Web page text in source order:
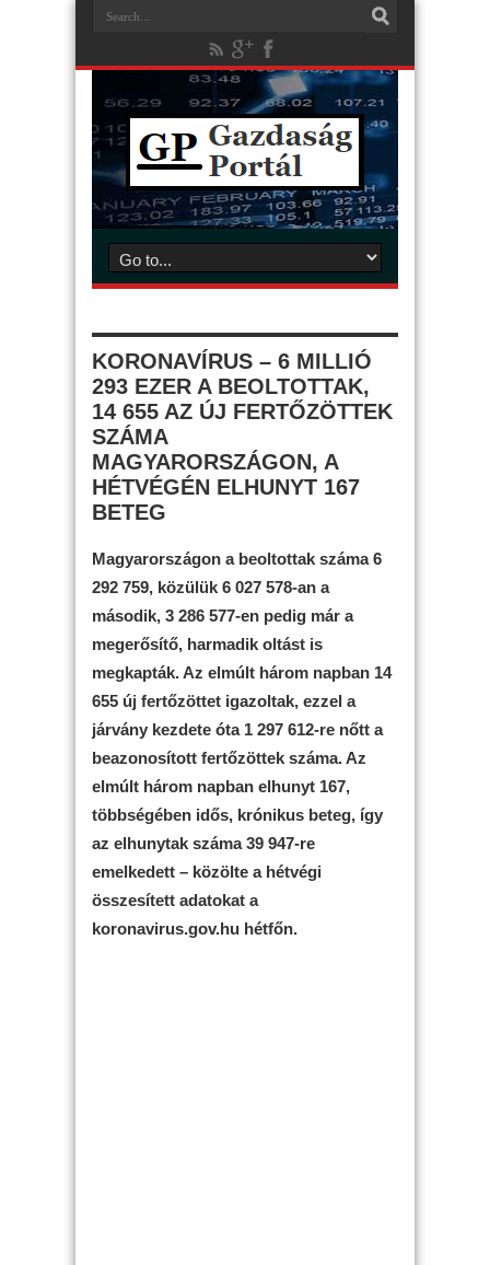
KORONAVÍRUS – 6 MILLIÓ
293 EZER A BEOLTOTTAK,
14 655 AZ ÚJ FERTŐZÖTTEK
SZÁMA
MAGYARORSZÁGON, A
HÉTVÉGÉN ELHUNYT 167
BETEG
Magyarországon a beoltottak száma 6
292 759, közülük 6 027 578-an a
második, 3 286 577-en pedig már a
megerősítő, harmadik oltást is
megkapták. Az elmúlt három napban 14
655 új fertőzöttet igazoltak, ezzel a
járvány kezdete óta 1 297 612-re nőtt a
beazonosított fertőzöttek száma. Az
elmúlt három napban elhunyt 167,
többségében idős, krónikus beteg, így
az elhunytak száma 39 947-re
emelkedett – közölte a hétvégi
összesített adatokat a
koronavirus.gov.hu hétfőn.